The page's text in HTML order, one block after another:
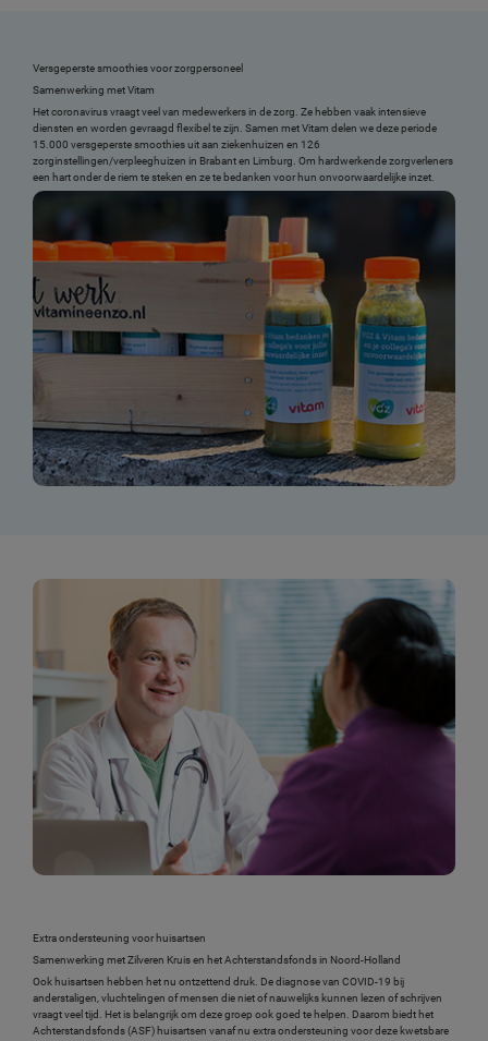
Versgeperste smoothies voor zorgpersoneel
Samenwerking met Vitam
Het coronavirus vraagt veel van medewerkers in de zorg. Ze hebben vaak intensieve
diensten en worden gevraagd flexibel te zijn. Samen met Vitam delen we deze periode
15.000 versgeperste smoothies uit aan ziekenhuizen en 126
zorginstellingen/verpleeghuizen in Brabant en Limburg. Om hardwerkende zorgverleners
een hart onder de riem te steken en ze te bedanken voor hun onvoorwaardelijke inzet.
Extra ondersteuning voor huisartsen
Samenwerking met Zilveren Kruis en het Achterstandsfonds in Noord-Holland
Ook huisartsen hebben het nu ontzettend druk. De diagnose van COVID-19 bij
anderstaligen, vluchtelingen of mensen die niet of nauwelijks kunnen lezen of schrijven
vraagt veel tijd. Het is belangrijk om deze groep ook goed te helpen. Daarom biedt het
Achterstandsfonds (ASF) huisartsen vanaf nu extra ondersteuning voor deze kwetsbare